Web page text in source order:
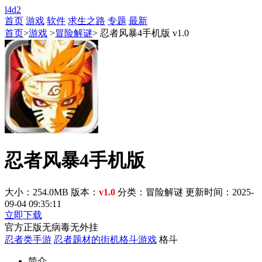
l4d2
首页 游戏 软件 求生之路 专题 最新
首页>游戏 >冒险解谜> 忍者风暴4手机版 v1.0
忍者风暴4手机版
大小：254.0MB 版本： v1.0 分类：冒险解谜 更新时间：2025-
09-04 09:35:11
立即下载
官方正版无病毒无外挂
忍者类手游 忍者题材的街机格斗游戏 格斗